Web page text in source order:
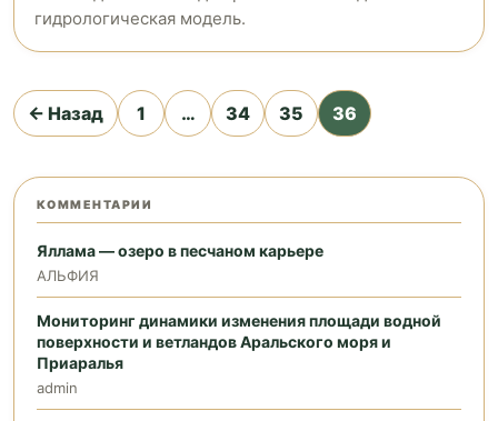
гидрологическая модель.
Пагинация
записей
← Назад 1 … 34 35 36
КОММЕНТАРИИ
Яллама — озеро в песчаном карьере
АЛЬФИЯ
Мониторинг динамики изменения площади водной
поверхности и ветландов Аральского моря и
Приаралья
admin